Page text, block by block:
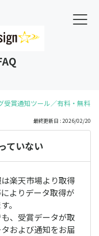
受賞通知ツール／有料・無料）
最終更新日 : 2026/02/20
ていない
楽天市場より取得
よりデータ取得が
。
、受賞データが取
および通知をお届